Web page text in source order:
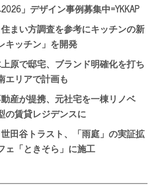
」デザイン事例募集中=YKKAP
まい方調査を参考にキッチンの新
キッチン」を開発
原で邸宅、ブランド明確化を打ち
エリアで計画も
産が提携、元社宅を一棟リノベ
の賃貸レジデンスに
田谷トラスト、「雨庭」の実証拡
ェ「ときそら」に施工